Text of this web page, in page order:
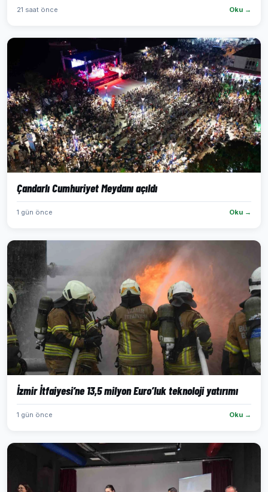
21 saat önce Oku →
Çandarlı Cumhuriyet Meydanı açıldı
1 gün önce Oku →
İzmir İtfaiyesi’ne 13,5 milyon Euro’luk teknoloji yatırımı
1 gün önce Oku →